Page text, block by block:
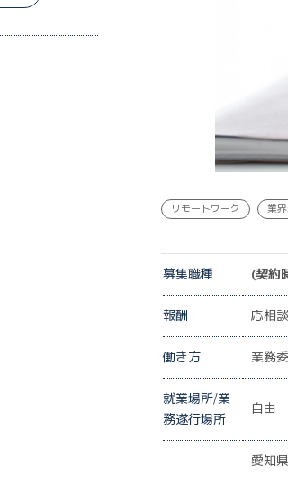
リモートワーク 業
募集職種 (契約
報酬 応相談
働き方 業務
就業場所/業
務遂行場所
自由
愛知